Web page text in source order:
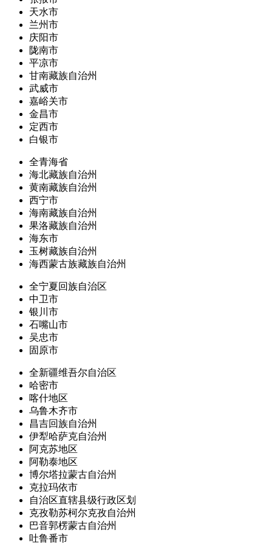
天水市
兰州市
庆阳市
陇南市
平凉市
甘南藏族自治州
武威市
嘉峪关市
金昌市
定西市
白银市
全青海省
海北藏族自治州
黄南藏族自治州
西宁市
海南藏族自治州
果洛藏族自治州
海东市
玉树藏族自治州
海西蒙古族藏族自治州
全宁夏回族自治区
中卫市
银川市
石嘴山市
吴忠市
固原市
全新疆维吾尔自治区
哈密市
喀什地区
乌鲁木齐市
昌吉回族自治州
伊犁哈萨克自治州
阿克苏地区
阿勒泰地区
博尔塔拉蒙古自治州
克拉玛依市
自治区直辖县级行政区划
克孜勒苏柯尔克孜自治州
巴音郭楞蒙古自治州
吐鲁番市